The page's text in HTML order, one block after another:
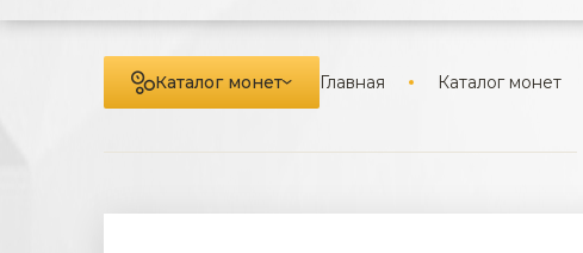
Каталог монет Главная Каталог монет